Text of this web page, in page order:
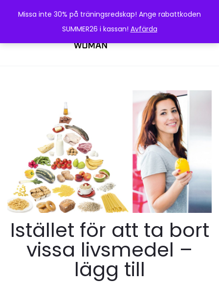
Missa inte 30% på träningsredskap! Ange rabattkoden
SUMMER26 i kassan! Avfärda
Istället för att ta bort
vissa livsmedel –
lägg till